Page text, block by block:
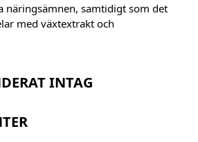
näringsämnen, samtidigt som det
med växtextrakt och
INTAG